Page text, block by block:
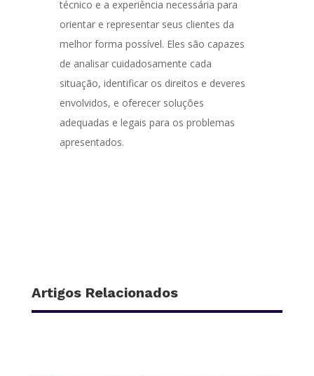
técnico e a experiência necessária para
orientar e representar seus clientes da
melhor forma possível. Eles são capazes
de analisar cuidadosamente cada
situação, identificar os direitos e deveres
envolvidos, e oferecer soluções
adequadas e legais para os problemas
apresentados.
Artigos Relacionados